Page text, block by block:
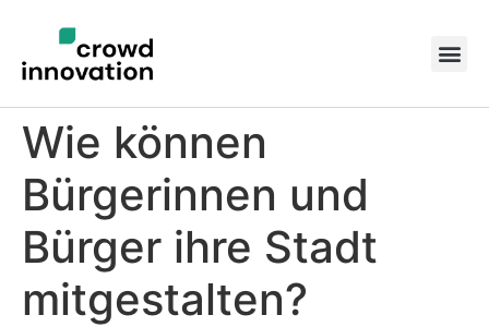
Wie können
Bürgerinnen und
Bürger ihre Stadt
mitgestalten?